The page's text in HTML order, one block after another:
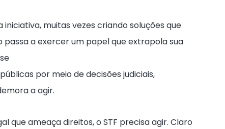
muitas vezes criando soluções que
passa a exercer um papel que extrapola sua
por meio de decisões judiciais,
a agir.
que ameaça direitos, o STF precisa agir. Claro